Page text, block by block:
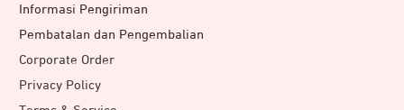
Informasi Pengiriman
Pembatalan dan Pengembalian
Corporate Order
Privacy Policy